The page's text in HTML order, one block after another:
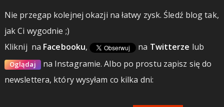
Nie przegap kolejnej okazji na łatwy zysk. Śledź blog tak,
jak Ci wygodnie ;)
Kliknij na Facebooku, na Twitterze lub
Oglądaj na Instagramie.Albo po prostu zapisz się do
newslettera, który wysyłam co kilka dni: